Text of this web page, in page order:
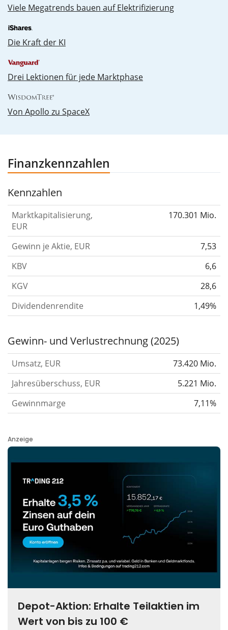
Vie­le Me­ga­trends bau­en auf Elek­tri­fi­zie­rung
Die Kraft der KI
Drei Lektionen für jede Marktphase
Von Apollo zu SpaceX
Finanzkennzahlen
Kennzahlen
Marktkapitalisierung,
EUR
170.301 Mio.
Gewinn je Aktie, EUR
7,53
KBV
6,6
KGV
28,6
Dividendenrendite
1,49%
Gewinn- und Verlustrechnung (2025)
Umsatz, EUR
73.420 Mio.
Jahresüberschuss, EUR
5.221 Mio.
Gewinnmarge
7,11%